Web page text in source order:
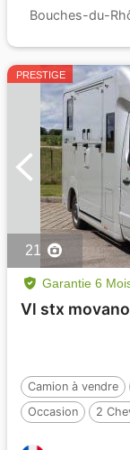
Bouches-du-
PRESTIGE
21
Garantie 6
Vl stx
Camion à vendre
Occasion
2